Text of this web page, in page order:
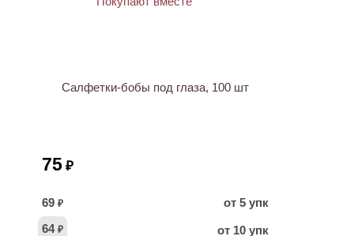
Салфетки-бобы под глаза, 100 шт
75 ₽
69 ₽
от 5 упк
64 ₽ от 10 упк